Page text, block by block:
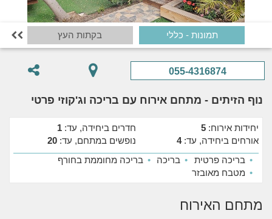
תמונות - כללי בקתות העץ 
055-4316874
נוף הזיתים - מתחם אירוח עם בריכה וג'קוזי פרטי
יחידות אירוח: 5 חדרים ביחידה, עד: 1
אורחים ביחידה, עד:4 נופשים במתחם, עד: 20
• בריכה פרטית • בריכה • בריכה מחוממת בחורף
• מטבח מאובזר
מתחם האירוח